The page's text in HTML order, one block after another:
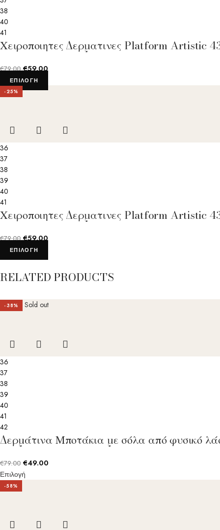
38
40
41
Χειροποιητες Δερματινες Platform
€79.00 €59.00
ΕΠΙΛΟΓΉ
-25%
36
37
38
39
40
41
Χειροποιητες Δερματινες Platform Artistic
€79.00 €59.00
ΕΠΙΛΟΓΉ
RELATED PRODUCTS
-38% Sold out
36
37
38
39
40
41
42
Δερμάτινα Μποτάκια με σόλα από φυσικό
€79.00 €49.00
Επιλογή
-58%